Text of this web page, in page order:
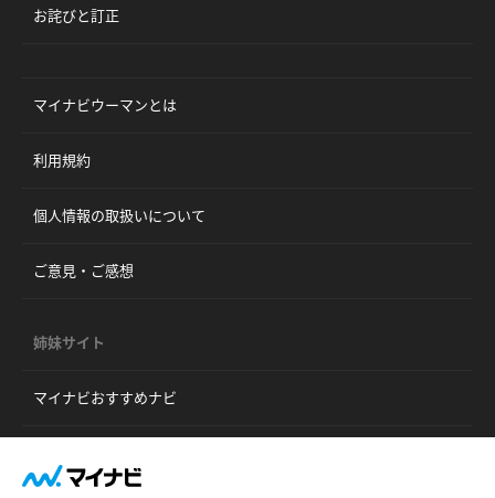
お詫びと訂正
マイナビウーマンとは
利用規約
個人情報の取扱いについて
ご意見・ご感想
姉妹サイト
マイナビおすすめナビ